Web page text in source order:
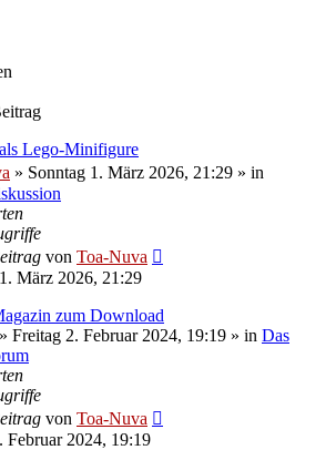
Lego-Minifigure
» Sonntag 1. März 2026, 21:29 » in
von Toa-Nuva
März 2026, 21:29
zum Download
» Freitag 2. Februar 2024, 19:19 » in Das
von Toa-Nuva
Februar 2024, 19:19